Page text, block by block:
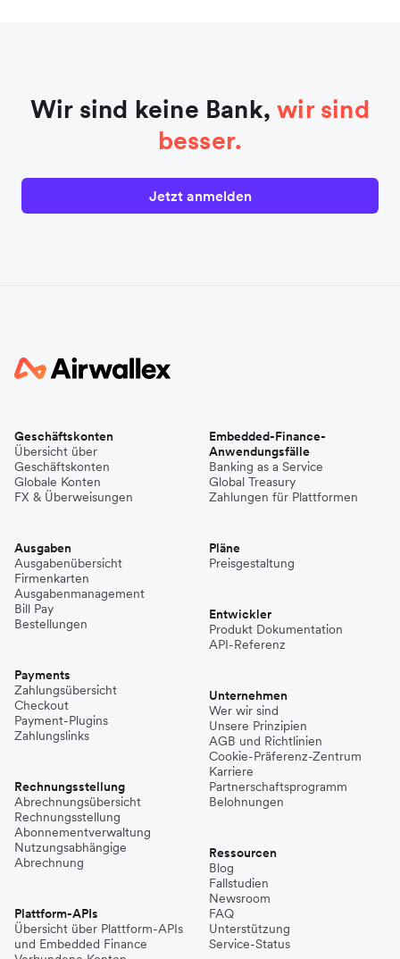
Wir sind keine Bank,wir sind
besser.
Jetzt anmelden
Geschäftskonten
Übersicht über
Geschäftskonten
Globale Konten
FX & Überweisungen
Ausgaben
Ausgabenübersicht
Firmenkarten
Ausgabenmanagement
Bill Pay
Bestellungen
Payments
Zahlungsübersicht
Checkout
Payment-Plugins
Zahlungslinks
Rechnungsstellung
Abrechnungsübersicht
Rechnungsstellung
Abonnementverwaltung
Nutzungsabhängige
Abrechnung
Plattform-APIs
Übersicht über Plattform-APIs
und Embedded Finance
Embedded-Finance-
Anwendungsfälle
Banking as a Service
Global Treasury
Zahlungen für Plattformen
Pläne
Preisgestaltung
Entwickler
Produkt Dokumentation
API-Referenz
Unternehmen
Wer wir sind
Unsere Prinzipien
AGB und Richtlinien
Cookie-Präferenz-Zentrum
Karriere
Partnerschaftsprogramm
Belohnungen
Ressourcen
Blog
Fallstudien
Newsroom
FAQ
Unterstützung
Service-Status